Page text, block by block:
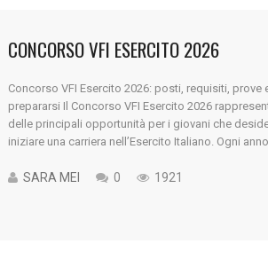
CONCORSO VFI ESERCITO 2026
Concorso VFI Esercito 2026: posti, requisiti, prove
prepararsi Il Concorso VFI Esercito 2026
delle principali opportunità per i giovani che
iniziare una carriera nell’Esercito Italiano. Ogni anno
Volontari in Ferma Prefissata Iniziale, primo passo
SARA MEI 0 1921